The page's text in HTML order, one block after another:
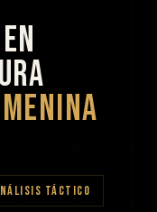
TÁCTICO